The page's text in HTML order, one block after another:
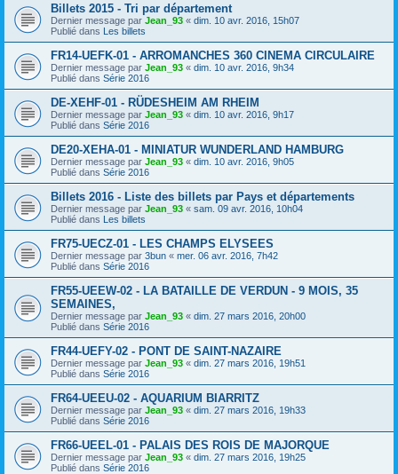
Billets 2015 - Tri par département
Dernier message par Jean_93 « dim. 10 avr. 2016, 15h07
Publié dans Les billets
FR14-UEFK-01 - ARROMANCHES 360 CINEMA CIRCULAIRE
Dernier message par Jean_93 « dim. 10 avr. 2016, 9h34
Publié dans Série 2016
DE-XEHF-01 - RÜDESHEIM AM RHEIM
Dernier message par Jean_93 « dim. 10 avr. 2016, 9h17
Publié dans Série 2016
DE20-XEHA-01 - MINIATUR WUNDERLAND HAMBURG
Dernier message par Jean_93 « dim. 10 avr. 2016, 9h05
Publié dans Série 2016
Billets 2016 - Liste des billets par Pays et départements
Dernier message par Jean_93 « sam. 09 avr. 2016, 10h04
Publié dans Les billets
FR75-UECZ-01 - LES CHAMPS ELYSEES
Dernier message par 3bun « mer. 06 avr. 2016, 7h42
Publié dans Série 2016
FR55-UEEW-02 - LA BATAILLE DE VERDUN - 9 MOIS, 35
SEMAINES,
Dernier message par Jean_93 « dim. 27 mars 2016, 20h00
Publié dans Série 2016
FR44-UEFY-02 - PONT DE SAINT-NAZAIRE
Dernier message par Jean_93 « dim. 27 mars 2016, 19h51
Publié dans Série 2016
FR64-UEEU-02 - AQUARIUM BIARRITZ
Dernier message par Jean_93 « dim. 27 mars 2016, 19h33
Publié dans Série 2016
FR66-UEEL-01 - PALAIS DES ROIS DE MAJORQUE
Dernier message par Jean_93 « dim. 27 mars 2016, 19h25
Publié dans Série 2016